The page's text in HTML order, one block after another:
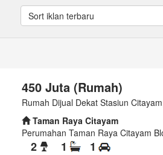
Sort iklan terbaru
450 Juta (Rumah)
Rumah Dijual Dekat Stasiun
Taman Raya Citayam
Perumahan Taman Raya Citayam
2 1 1